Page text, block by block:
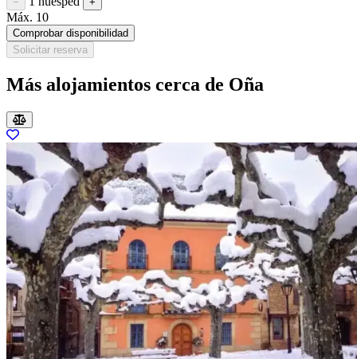
Máx. 10
Comprobar disponibilidad
Solicitar reserva
Más alojamientos cerca de Oña